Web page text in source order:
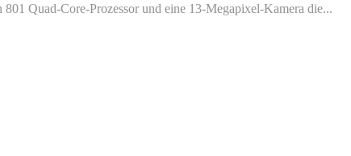
Quad-Core-Prozessor und eine 13-Megapixel-Kamera die...